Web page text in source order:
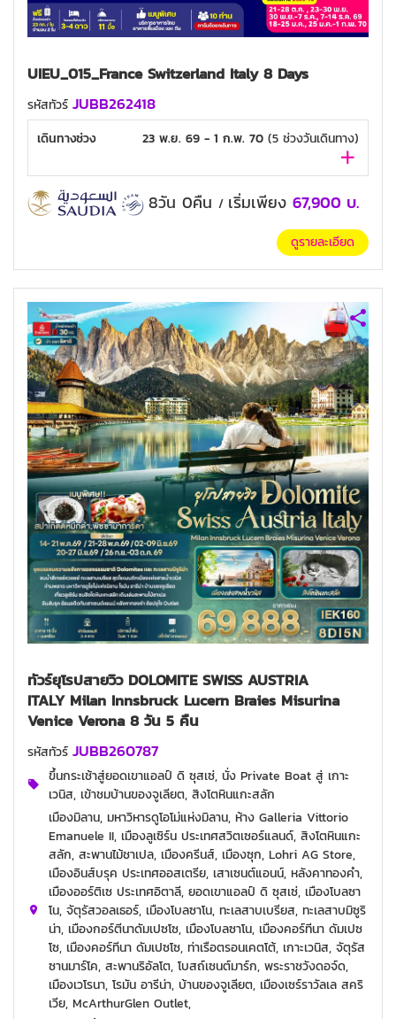
UIEU_015_France Switzerland Italy 8 Days
รหัสทัวร์ JUBB262418
เดินทางช่วง 23 พ.ย. 69 - 1 ก.พ. 70 (5 ช่วงวันเดินทาง)
8วัน 0คืน / เริ่มเพียง 67,900 บ.
ดูรายละเอียด
ทัวร์ยุโรปสายวิว DOLOMITE SWISS AUSTRIA
ITALY Milan Innsbruck Lucern Braies Misurina
Venice Verona 8 วัน 5 คืน
รหัสทัวร์ JUBB260787
ขึ้นกระเช้าสู่ยอดเขาแอลป์ ดิ ซุสเซ่, นั่ง Private Boat สู่ เกาะ
เวนิส, เข้าชมบ้านของจูเลียต, สิงโตหินแกะสลัก
เมืองมิลาน, มหาวิหารดูโอโม่แห่งมิลาน, ห้าง Galleria Vittorio
Emanuele II, เมืองลูเซิร์น ประเทศสวิตเซอร์แลนด์, สิงโตหินแกะ
สลัก, สะพานไม้ชาเปล, เมืองครีนส์, เมืองซุก, Lohri AG Store,
เมืองอินส์บรุค ประเทศออสเตรีย, เสาเซนต์แอนน์, หลังคาทองคำ,
เมืองออร์ติเซ ประเทศอิตาลี, ยอดเขาแอลป์ ดิ ซุสเซ่, เมืองโบลซา
โน, จัตุรัสวอลเธอร์, เมืองโบลซาโน, ทะเลสาบเบรียส, ทะเลสาบมิซูริ
น่า, เมืองกอร์ตีนาดัมเปซโซ, เมืองโบลซาโน, เมืองคอร์ทีนา ดัมเปซ
โซ, เมืองคอร์ทีนา ดัมเปซโซ, ท่าเรือตรอนเคตโต้, เกาะเวนิส, จัตุรัส
ซานมาร์โค, สะพานริอัลโต, โบสถ์เซนต์มาร์ก, พระราชวังดอจ์ด,
เมืองเวโรนา, โรมัน อารีน่า, บ้านของจูเลียต, เมืองเซร์ราวัลเล สคริ
เวีย, McArthurGlen Outlet,